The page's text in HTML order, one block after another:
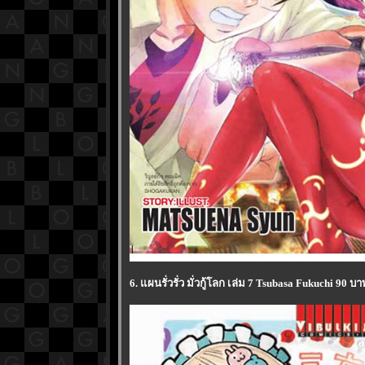
6. แผนรั่วรั่ว มั่วกู้โลก เล่ม 7 Tsubasa Fukuchi 90 บา